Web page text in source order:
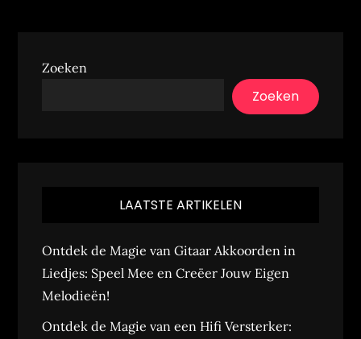
Zoeken
Zoeken
LAATSTE ARTIKELEN
Ontdek de Magie van Gitaar Akkoorden in
Liedjes: Speel Mee en Creëer Jouw Eigen
Melodieën!
Ontdek de Magie van een Hifi Versterker: